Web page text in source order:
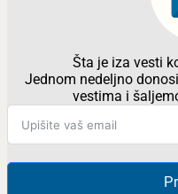
Šta je iza vesti
Jednom nedeljno
vestima i